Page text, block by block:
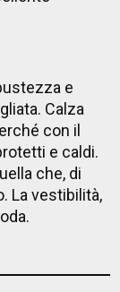
e
Calza
con il
e caldi.
che, di
La vestibilità,